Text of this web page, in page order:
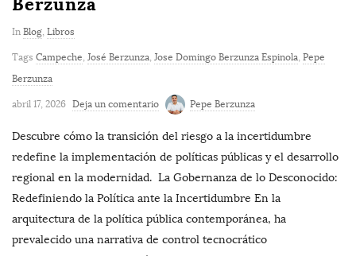
In Blog, Libros
Tags Campeche, José Berzunza, Jose Domingo Berzunza Espinola, Pepe
Berzunza
abril 17, 2026 Deja un comentario Pepe Berzunza
Descubre cómo la transición del riesgo a la incertidumbre
redefine la implementación de políticas públicas y el desarrollo
regional en la modernidad. La Gobernanza de lo Desconocido:
Redefiniendo la Política ante la Incertidumbre En la
arquitectura de la política pública contemporánea, ha
prevalecido una narrativa de control tecnocrático